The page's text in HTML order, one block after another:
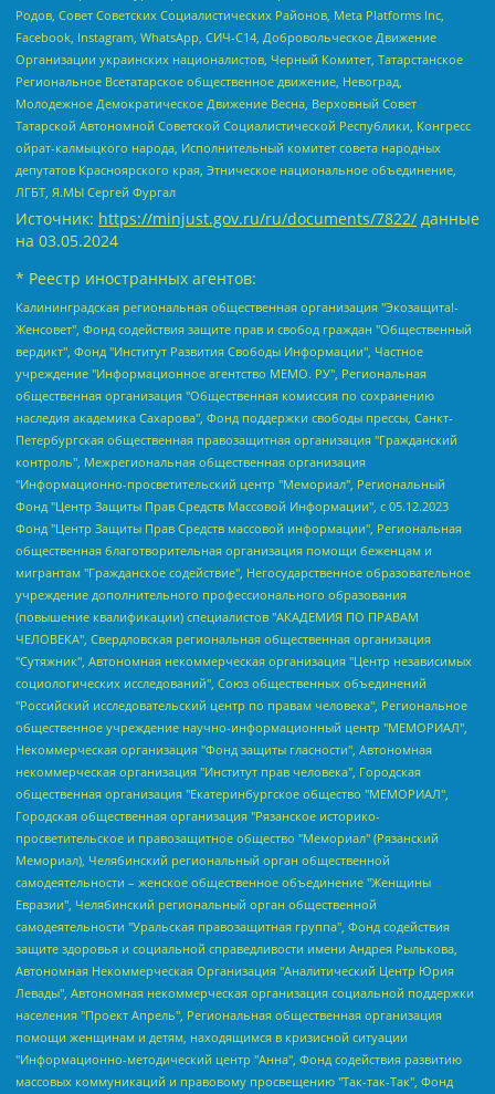
Родов, Совет Советских Социалистических Районов, Meta Platforms Inc,
Facebook, Instagram, WhatsApp, СИЧ-С14, Добровольческое Движение
Организации украинских националистов, Черный Комитет, Татарстанское
Региональное Всетатарское общественное движение, Невоград,
Молодежное Демократическое Движение Весна, Верховный Совет
Татарской Автономной Советской Социалистической Республики, Конгресс
ойрат-калмыцкого народа, Исполнительный комитет совета народных
депутатов Красноярского края, Этническое национальное объединение,
ЛГБТ, Я.МЫ Сергей Фургал
Источник: https://minjust.gov.ru/ru/documents/7822/ данные
на 03.05.2024
* Реестр иностранных агентов:
Калининградская региональная общественная организация "Экозащита!-Женсовет", Фонд содействия защите прав и свобод граждан "Общественный вердикт", Фонд "Институт Развития Свободы Информации", Частное учреждение "Информационное агентство МЕМО. РУ", Региональная общественная организация "Общественная комиссия по сохранению наследия академика Сахарова", Фонд поддержки свободы прессы, Санкт-Петербургская общественная правозащитная организация "Гражданский контроль", Межрегиональная общественная организация "Информационно-просветительский центр "Мемориал", Региональный Фонд "Центр Защиты Прав Средств Массовой Информации", с 05.12.2023 Фонд "Центр Защиты Прав Средств массовой информации", Региональная общественная благотворительная организация помощи беженцам и мигрантам "Гражданское содействие", Негосударственное образовательное учреждение дополнительного профессионального образования (повышение квалификации) специалистов "АКАДЕМИЯ ПО ПРАВАМ ЧЕЛОВЕКА", Свердловская региональная общественная организация "Сутяжник", Автономная некоммерческая организация "Центр независимых социологических исследований", Союз общественных объединений "Российский исследовательский центр по правам человека", Региональное общественное учреждение научно-информационный центр "МЕМОРИАЛ", Некоммерческая организация "Фонд защиты гласности", Автономная некоммерческая организация "Институт прав человека", Городская общественная организация "Екатеринбургское общество "МЕМОРИАЛ", Городская общественная организация "Рязанское историко-просветительское и правозащитное общество "Мемориал" (Рязанский Мемориал), Челябинский региональный орган общественной самодеятельности – женское общественное объединение "Женщины Евразии", Челябинский региональный орган общественной самодеятельности "Уральская правозащитная группа", Фонд содействия защите здоровья и социальной справедливости имени Андрея Рылькова, Автономная Некоммерческая Организация "Аналитический Центр Юрия Левады", Автономная некоммерческая организация социальной поддержки населения "Проект Апрель", Региональная общественная организация помощи женщинам и детям, находящимся в кризисной ситуации "Информационно-методический центр "Анна", Фонд содействия развитию массовых коммуникаций и правовому просвещению "Так-так-Так", Фонд содействия устойчивому развитию "Серебряная тайга", Свердловский региональный общественный фонд социальных проектов "Новое время", "Idel.Реалии", Кавказ.Реалии, Крым.Реалии, Телеканал Настоящее Время, Татаро-башкирская служба Радио Свобода (Azatliq Radiosi), Радио Свободная Европа/Радио Свобода (PCE/PC), "Сибирь.Реалии", "Фактограф", Благотворительный фонд помощи осужденным и их семьям, Автономная некоммерческая организация "Институт глобализации и социальных движений", Фонд "В защиту прав заключенных", Частное учреждение "Центр поддержки и содействия развитию средств массовой информации", Пензенский региональный общественный благотворительный фонд "Гражданский союз", "Север.Реалии", Некоммерческая организация Фонд "Правовая инициатива", Общество с ограниченной ответственностью "Радио Свободная Европа/Радио Свобода", Чешское информационное агентство "MEDIUM-ORIENT", Красноярская региональная общественная организация "Мы против СПИДа", Камалягин Денис Николаевич, Маркелов Сергей Евгеньевич, Пономарев Лев Александрович, Савицкая Людмила Алексеевна, Автономная некоммерческая организация "Центр по работе с проблемой насилия "НАСИЛИЮ.НЕТ", Межрегиональный профессиональный союз работников здравоохранения "Альянс врачей", Юридическое лицо, зарегистрированное в Латвийской Республике, SIA "Medusa Project" (регистрационный номер 40103797863, дата регистрации 10.06.2014), Некоммерческая организация "Фонд по борьбе с коррупцией", Автономная некоммерческая организация "Институт права и публичной политики", Баданин Роман Сергеевич, Гликин Максим Александрович, Железнова Мария Михайловна, Лукьянова Юлия Сергеевна, Маетная Елизавета Витальевна, Маняхин Петр Борисович, Чуракова Ольга Владимировна, Ярош Юлия Петровна, Юридическое лицо "The Insider SIA", зарегистрированное в Риге, Латвийская Республика (дата регистрации 26.06.2015), являющееся администратором доменного имени интернет-издания "The Insider SIA", https://theins.ru, Постернак Алексей Евгеньевич, Рубин Михаил Аркадьевич, Анин Роман Александрович, Юридическое лицо Istories fonds, зарегистрированное в Латвийской Республике (регистрационный номер 50008295751, дата регистрации 24.02.2020), Великовский Дмитрий Александрович, Долинина Ирина Николаевна, Мароховская Алеся Алексеевна, Шлейнов Роман Юрьевич, Шмагун Олеся Валентиновна, Общество с ограниченной ответственностью "Альтаир 2021", Общество с ограниченной ответственностью "Вега 2021", Общество с ограниченной ответственностью "Главный редактор 2021", Общество с ограниченной ответственностью "Ромашки монолит", Важенков Артем Валерьевич, Ивановская областная общественная организация "Центр гендерных исследований", Гурман Юрий Альбертович, Медиапроект "ОВД-Инфо", Егоров Владимир Владимирович, Жилинский Владимир Александрович, Общество с ограниченной ответственностью "ЗП", Иванова София Юрьевна, Карезина Инна Павловна, Кильтау Екатерина Викторовна, Петров Алексей Викторович, Пискунов Сергей Евгеньевич, Смирнов Сергей Сергеевич, Тихонов Михаил Сергеевич, Общество с ограниченной ответственностью "ЖУРНАЛИСТ-ИНОСТРАННЫЙ АГЕНТ", Арапова Галина Юрьевна, Вольтская Татьяна Анатольевна, Американская компания "Mason G.E.S. Anonymous Foundation" (США), являющаяся владельцем интернет-издания https://mnews.world/, Компания "Stichting Bellingcat", зарегистрированная в Нидерландах (дата регистрации 11.07.2018), Захаров Андрей Вячеславович, Клепиковская Екатерина Дмитриевна, Общество с ограниченной ответственностью "МЕМО", Перл Роман Александрович, Симонов Евгений Алексеевич, Соловьева Елена Анатольевна, Сотников Даниил Владимирович, Сурначева Елизавета Дмитриевна, Автономная некоммерческая организация по защите прав человека и информированию населения "Якутия – Наше Мнение", Общество с ограниченной ответственностью "Москоу диджитал медиа", с 26.01.2023 Общество с ограниченной ответственностью "Чайка Белые сады", Ветошкина Валерия Валерьевна, Заговора Максим Александрович, Межрегиональное общественное движение "Российская ЛГБТ - сеть", Оленичев Максим Владимирович, Павлов Иван Юрьевич, Скворцова Елена Сергеевна, Общество с ограниченной ответственностью "Как бы инагент", Кочетков Игорь Викторович, Общество с ограниченной ответственностью "Честные выборы", Еланчик Олег Александрович, Общество с ограниченной ответственностью "Нобелевский призыв", Гималова Регина Эмилевна, Григорьев Андрей Валерьевич, Григорьева Алина Александровна, Ассоциация по содействию защите прав призывников, альтернативнослужащих и военнослужащих "Правозащитная группа "Гражданин.Армия.Право", Хисамова Регина Фаритовна, Автономная некоммерческая организация по реализации социально-правовых программ "Лилит", Дальневосточное общественное движение "Маяк", Санкт-Петербургская ЛГБТ-инициативная группа "Выход", Инициативная группа ЛГБТ+ "Реверс", Алексеев Андрей Викторович, Бекбулатова Таисия Львовна, Беляев Иван Михайлович, Владыкина Елена Сергеевна, Гельман Марат Александрович, Никульшина Вероника Юрьевна, Толоконникова Надежда Андреевна, Шендерович Виктор Анатольевич, Общество с ограниченной ответственностью "Данное сообщение", Общество с ограниченной ответственностью Издательский дом "Новая глава", Айнбиндер Александра Александровна, Московский комьюнити-центр для ЛГБТ+инициатив, Благотворительный фонд развития филантропии, Deutsche Welle (Германия, Kurt-Schumacher-Strasse 3, 53113 Bonn), Борзунова Мария Михайловна, Воробьев Виктор Викторович, Голубева Анна Львовна, Константинова Алла Михайловна, Малкова Ирина Владимировна, Мурадов Мурад Абдулгалимович, Осетинская Елизавета Николаевна, Понасенков Евгений Николаевич, Ганапольский Матвей Юрьевич, Киселев Евгений Алексеевич, Борухович Ирина Григорьевна, Дремин Иван Тимофеевич, Дубровский Дмитрий Викторович, Красноярская региональная общественная организация поддержки и развития альтернативных образовательных технологий и межкультурных коммуникаций "ИНТЕРРА", Маяковская Екатерина Алексеевна, Фейгин Марк Захарович, Филимонов Андрей Викторович, Дзугкоева Регина Николаевна, Доброхотов Роман Александрович, Дудь Юрий Александрович, Елкин Сергей Владимирович, Кругликов Кирилл Игоревич, Сабунаева Мария Леонидовна, Семенов Алексей Владимирович, Шаинян Карен Багратович, Шульман Екатерина Михайловна, Асафьев Артур Валерьевич, Вахштайн Виктор Семенович, Венедиктов Алексей Алексеевич, Лушникова Екатерина Евгеньевна, Волков Леонид Михайлович, Невзоров Александр Глебович, Пархоменко Сергей Борисович, Сироткин Ярослав Николаевич, Кара-Мурза Владимир Владимирович, Баранова Наталья Владимировна, Гозман Леонид Яковлевич, Кагарлицкий Борис Юльевич, Климарев Михаил Валерьевич, Милов Владимир Станиславович, Автономная некоммерческая организация Краснодарский центр современного искусства "Типография", Моргенштерн Алишер Тагирович, Соболь Любовь Эдуардовна, Общество с ограниченной ответственностью "ЛИЗА НОРМ", Каспаров Гарри Кимович, Ходорковский Михаил Борисович, Общество с ограниченной ответственностью "Апрельские тезисы", Данилович Ирина Брониславовна, Кашин Олег Владимирович, Петров Николай Владимирович, Пивоваров Алексей Владимирович, Соколов Михаил Владимирович, Цветкова Юлия Владимировна, Чичваркин Евгений Александрович, Комитет против пыток/Команда против пыток, Общество с ограниченной ответственностью "Первый научный", Общество с ограниченной ответственностью "Вертолет и ко", Белоцерковская Вероника Борисовна, Кац Максим Евгеньевич, Лазарева Татьяна Юрьевна, Шаведдинов Руслан Табризович, Яшин Илья Валерьевич, Общество с ограниченной ответственностью "Иноагент ААВ", Алешковский Дмитрий Петрович, Альбац Евгения Марковна, Быков Дмитрий Львович, Галямина Юлия Евгеньевна, Лойко Сергей Леонидович, Мартынов Кирилл Константинович, Медведев Сергей Александрович, Крашенинников Федор Геннадиевич, Гордеева Катерина Вл